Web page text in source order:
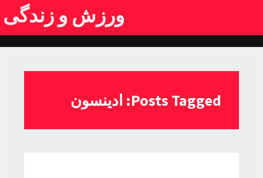
ورزش و زندگی
Posts Tagged: ادینسون